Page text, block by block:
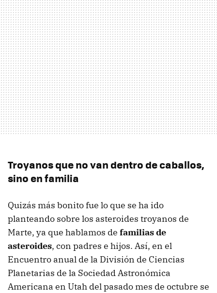
Troyanos que no van dentro de caballos,
sino en familia
Quizás más bonito fue lo que se ha ido
planteando sobre los asteroides troyanos de
Marte, ya que hablamos de familias de
asteroides, con padres e hijos. Así, en el
Encuentro anual de la División de Ciencias
Planetarias de la Sociedad Astronómica
Americana en Utah del pasado mes de octubre se